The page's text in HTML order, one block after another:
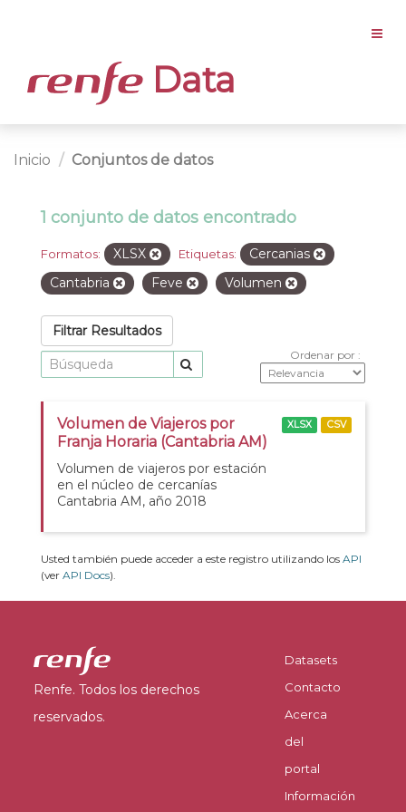
Data
Inicio Conjuntos de datos
1 conjunto de datos encontrado
Formatos: XLSX Etiquetas:
Cercanias
Cantabria
Feve Volumen
Filtrar Resultados
Ordenar por
Volumen de Viajeros por
Franja Horaria (Cantabria AM)
Volumen de viajeros por estación
en el núcleo de cercanías
Cantabria AM, año 2018
XLSX CSV
Usted también puede acceder a este registro utilizando los API
(ver API Docs).
Renfe. Todos los derechos
reservados.
Datasets
Contacto
Acerca
del
portal
Información